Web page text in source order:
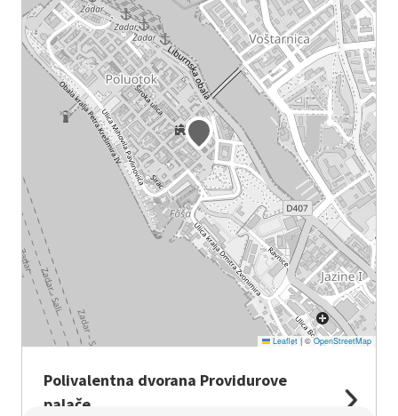
Leaflet |©OpenStreetMap
Polivalentna dvorana Providurove
palače